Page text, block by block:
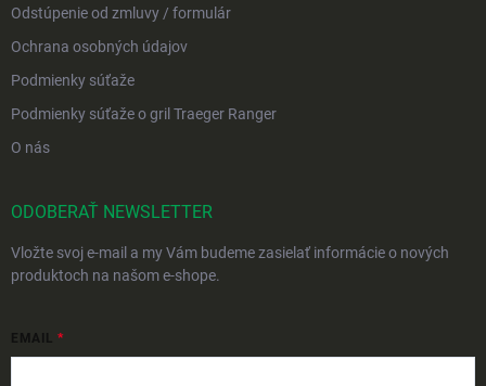
Odstúpenie od zmluvy / formulár
Ochrana osobných údajov
Podmienky súťaže
Podmienky súťaže o gril Traeger Ranger
O nás
ODOBERAŤ NEWSLETTER
Vložte svoj e-mail a my Vám budeme zasielať informácie o nových
produktoch na našom e-shope.
EMAIL